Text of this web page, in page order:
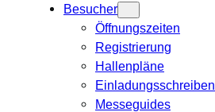
Besucher
Öffnungszeiten
Registrierung
Hallenpläne
Einladungsschreiben
Messeguides